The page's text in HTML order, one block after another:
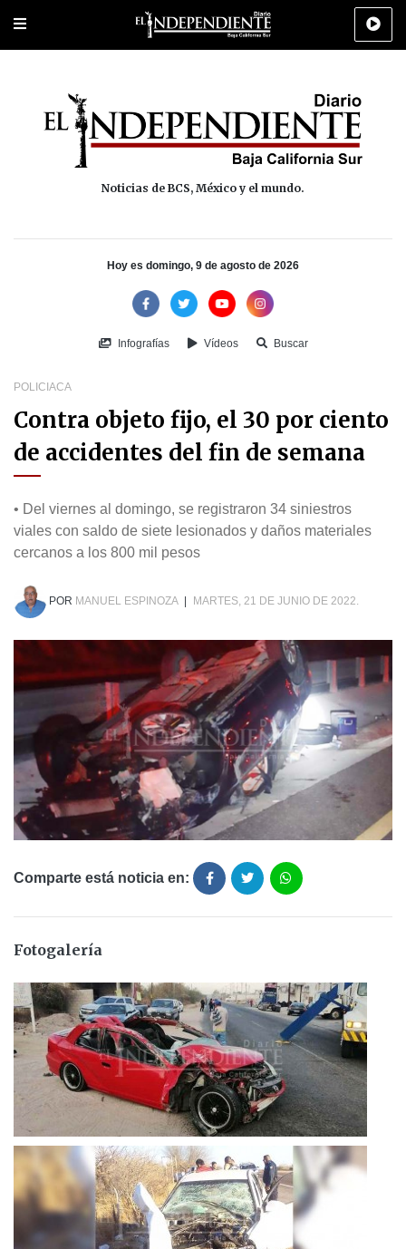
Portada Los Cabos Policiaca Deportes Cultura
Noticias de BCS, México y el mundo.
Hoy es domingo, 9 de agosto de 2026
Infografías Vídeos Buscar
POLICIACA
Contra objeto fijo, el 30 por ciento
de accidentes del fin de semana
• Del viernes al domingo, se registraron 34 siniestros
viales con saldo de siete lesionados y daños materiales
cercanos a los 800 mil pesos
POR MANUEL ESPINOZA MARTES, 21 DE JUNIO DE 2022.
Comparte está noticia en:
Fotogalería